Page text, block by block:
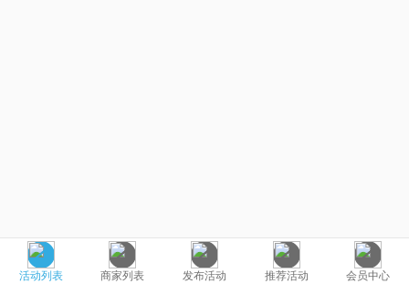
活动列表 商家列表 发布活动 推荐活动 会员中心